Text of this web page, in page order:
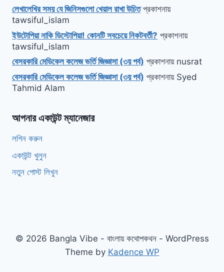
লেখালেখির সময় যে জিনিসগুলো খেয়াল রাখা উচিতপ্রকাশনায়
tawsiful_islam
ইউটোপিয়া নাকি ডিস্টোপিয়া! কোনটি সবচেয়ে নিকটবর্তী? প্রকাশনায়
tawsiful_islam
বেসরকারি মেডিকেল কলেজ ভর্তি জিজ্ঞাসা (৩য় পর্ব) প্রকাশনায় nusrat
বেসরকারি মেডিকেল কলেজ ভর্তি জিজ্ঞাসা (৩য় পর্ব) প্রকাশনায় Syed
Tahmid Alam
আপনার একাউন্ট ম্যানেজার
লগিন করুন
একাউন্ট খুলুন
নতুন পোস্ট লিখুন
© 2026 Bangla Vibe - বাংলায় কথোপকথন - WordPress
Theme by Kadence WP